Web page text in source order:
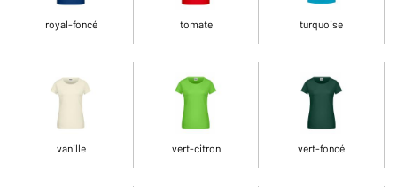
royal-foncé tomate turquoise
vanille vert-citron vert-foncé